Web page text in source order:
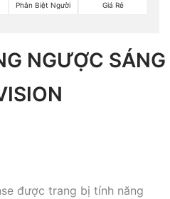
Phân Biệt Người
Giá Rẻ
NGƯỢC SÁNG
được trang bị tính năng